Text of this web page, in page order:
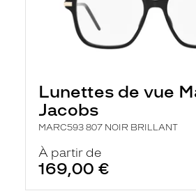
Lunettes de vue
Jacobs
MARC593 807 NOIR BRILLANT
À partir de
169,00 €